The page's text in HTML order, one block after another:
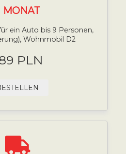
MONAT
ein Auto bis 9 Personen,
Wohnmobil D2
PLN